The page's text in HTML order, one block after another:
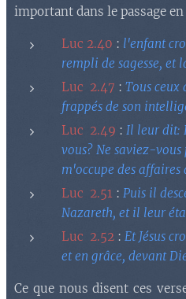
important dans le passage
Luc 2.40 : l'enfant
rempli de sagesse, et
Luc 2.47 : Tous
frappés de son
Luc 2.49 : Il leur dit:
vous? Ne saviez-
m'occupe des affaires
Luc 2.51 : Puis il
Nazareth, et il leur
Luc 2.52 : Et Jésus
et en grâce, devant
Ce que nous disent ces